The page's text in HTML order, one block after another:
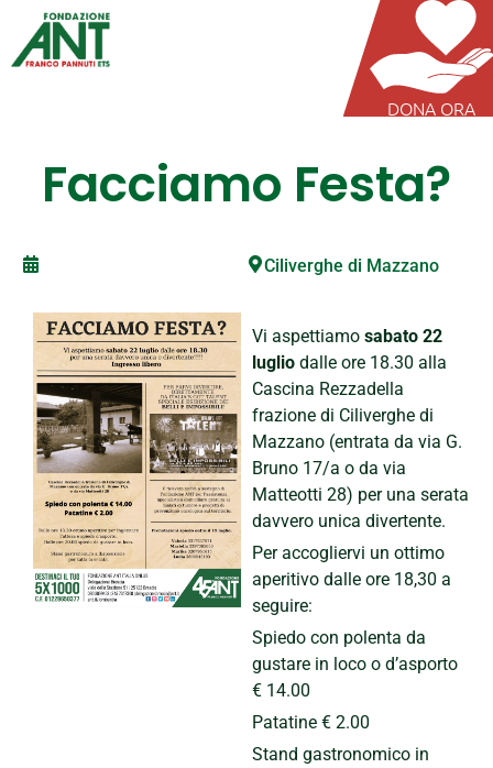
DONA ORA
Facciamo Festa?
Ciliverghe di Mazzano
Vi aspettiamosabato 22
luglio dalle ore 18.30 alla
Cascina Rezzadella
frazione di Ciliverghe di
Mazzano (entrata da via G.
Bruno 17/a o da via
Matteotti 28) per una serata
davvero unica divertente.
Per accogliervi un ottimo
aperitivo dalle ore 18,30 a
seguire:
Spiedo con polenta da
gustare in loco o d’asporto
€ 14.00
Patatine € 2.00
Stand gastronomico in